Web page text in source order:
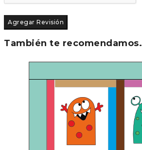
También te